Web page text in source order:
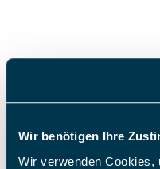
Wir benötigen Ihre
Wir verwenden Cookies,
Wir beraten Sie